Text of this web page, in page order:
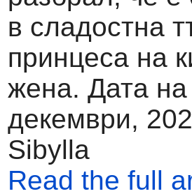
в сладостна
принцеса на
жена. Дата
декември,
Sibylla
Read the full